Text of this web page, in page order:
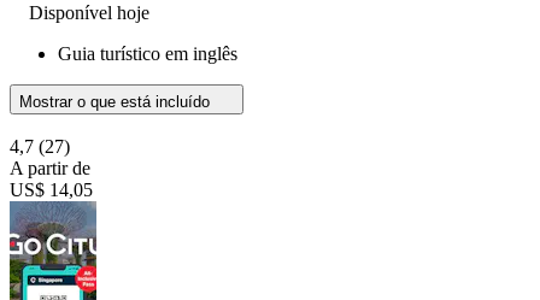
Disponível hoje
Guia turístico em inglês
Mostrar o que está incluído
4,7 (27)
A partir de
US$ 14,05